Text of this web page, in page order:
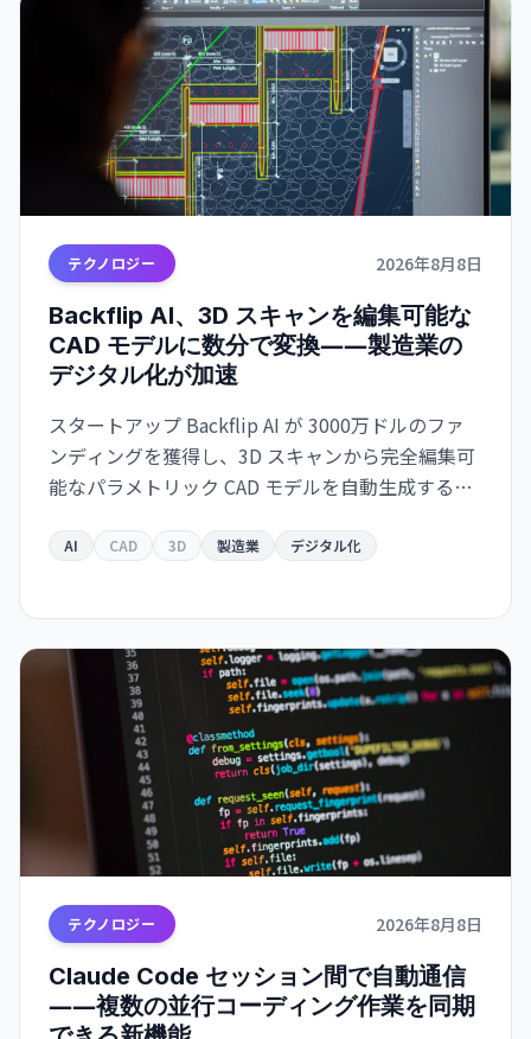
テクノロジー 2026年8月8日
Backflip AI、3D スキャンを編集可能な
CAD モデルに数分で変換――製造業の
デジタル化が加速
スタートアップ Backflip AI が 3000万ドルのファ
ンディングを獲得し、3D スキャンから完全編集可
能なパラメトリック CAD モデルを自動生成するソ
で、従来は何時間もかかっていた作業が数分に短
AI CAD 3D 製造業 デジタル化
テクノロジー 2026年8月8日
Claude Code セッション間で自動通信
――複数の並行コーディング作業を同期